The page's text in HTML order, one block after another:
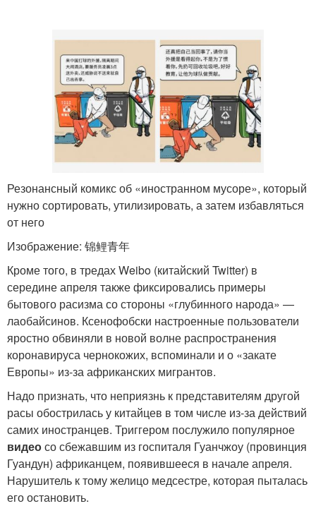
Резонансный комикс об «иностранном мусоре», который
нужно сортировать, утилизировать, а затем избавляться
от него
Изображение: 锦鲤青年
Кроме того, в тредах Weibo (китайский Twitter) в
середине апреля также фиксировались примеры
бытового расизма со стороны «глубинного народа» —
лаобайсинов. Ксенофобски настроенные пользователи
яростно обвиняли в новой волне распространения
коронавируса чернокожих, вспоминали и о «закате
Европы» из-за африканских мигрантов.
Надо признать, что неприязнь к представителям другой
расы обострилась у китайцев в том числе из-за действий
самих иностранцев. Триггером послужило популярное
видеосо сбежавшим из госпиталя Гуанчжоу (провинция
Гуандун) африканцем, появившееся в начале апреля.
Нарушитель к тому желицо медсестре, которая пыталась
его остановить.